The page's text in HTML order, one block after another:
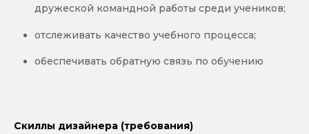
дружеской командной работы среди учеников;
отслеживать качество учебного процесса;
обеспечивать обратную связь по обучению
Скиллы дизайнера (требования)